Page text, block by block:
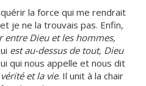
la force qui me rendrait
je ne la trouvais pas. Enfin,
entre Dieu et les hommes,
est au-dessus de tout, Dieu
qui nous appelle et nous dit
et la vie. Il unit à la chair